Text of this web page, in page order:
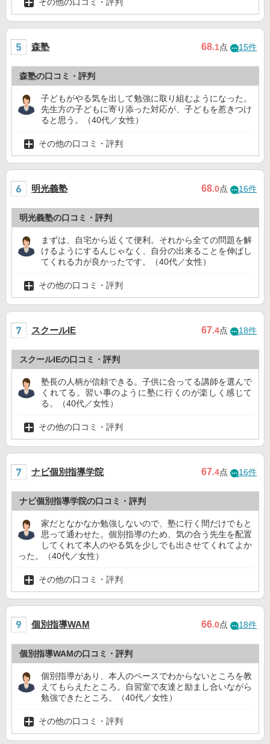
その他の口コミ・評判
森塾 68.1点 15件
森塾の口コミ・評判
子どもがやる気を出して勉強に取り組むようになった。
先生方の子どもに寄り添った対応が、子どもを惹きつけ
ると思う。（40代／女性）
その他の口コミ・評判
明光義塾 68.0点 16件
明光義塾の口コミ・評判
まずは、自宅から近くて便利。それから全ての問題を解
けるようにするんじゃなく、自分の出来ることを伸ばし
てくれる力が良かったです。（40代／女性）
その他の口コミ・評判
スクールIE 67.4点 18件
スクールIEの口コミ・評判
塾長の人柄が信頼できる。子供に合ってる講師を選んで
くれてる。習い事のように塾に行くのが楽しく感じて
る。（40代／女性）
その他の口コミ・評判
ナビ個別指導学院 67.4点 16件
ナビ個別指導学院の口コミ・評判
家だとなかなか勉強しないので、塾に行く間だけでもと
思って通わせた。個別指導のため、気の合う先生を配置
してくれて本人のやる気を少しでも出させてくれてよか
った。（40代／女性）
その他の口コミ・評判
個別指導WAM 66.0点 18件
個別指導WAMの口コミ・評判
個別指導があり、本人のペースでわからないところを教
えてもらえたところ。自習室で友達と励まし合いながら
勉強できたところ。（40代／女性）
その他の口コミ・評判